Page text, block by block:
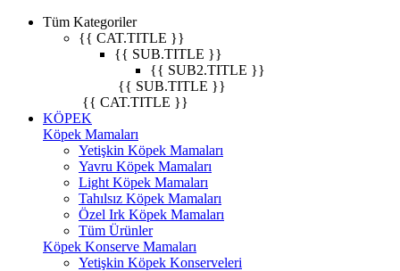
Tüm Kategoriler
{{ CAT.TITLE }}
{{ SUB.TITLE }}
{{ SUB2.TITLE }}
{{ SUB.TITLE }}
{{ CAT.TITLE }}
KÖPEK
Köpek Mamaları
Yetişkin Köpek Mamaları
Yavru Köpek Mamaları
Light Köpek Mamaları
Tahılsız Köpek Mamaları
Özel Irk Köpek Mamaları
Tüm Ürünler
Köpek Konserve Mamaları
Yetişkin Köpek Konserveleri